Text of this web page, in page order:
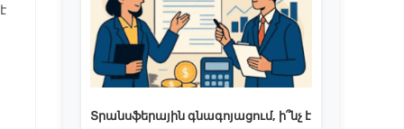
Տրանսֆերային գնագոյացում, ի՞նչ է